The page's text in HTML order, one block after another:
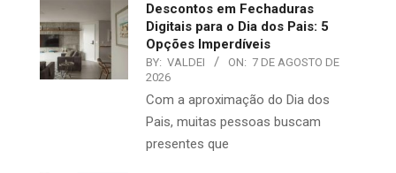
Descontos em Fechaduras
Digitais para o Dia dos Pais: 5
Opções Imperdíveis
BY: VALDEI ON: 7 DE AGOSTO DE
2026
Com a aproximação do Dia dos
Pais, muitas pessoas buscam
presentes que